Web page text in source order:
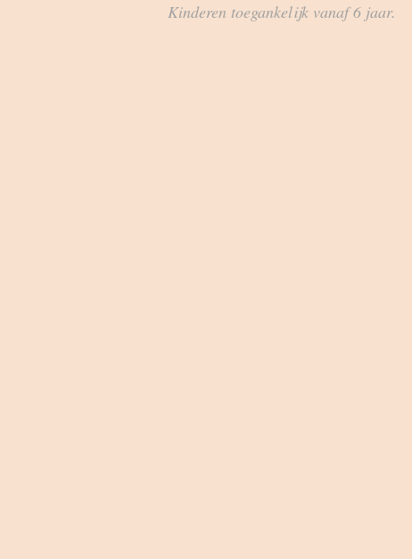
Kinderen toegankelijk vanaf 6 jaar.